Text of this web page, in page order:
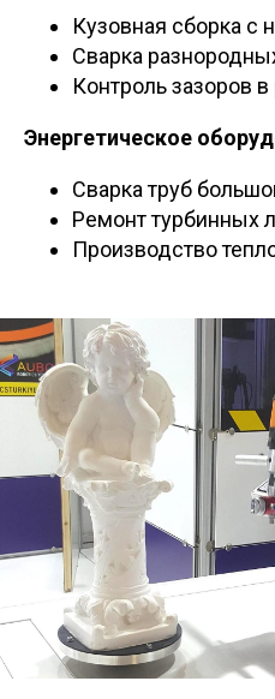
Кузовная сборка с
Сварка
Контроль зазоров
Энергетическое
Сварка труб
Ремонт турбинных
Производство